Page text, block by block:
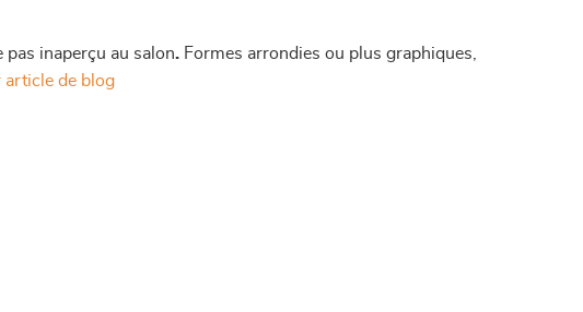
pas inaperçu au salon. Formes arrondies ou plus graphiques,
article de blog